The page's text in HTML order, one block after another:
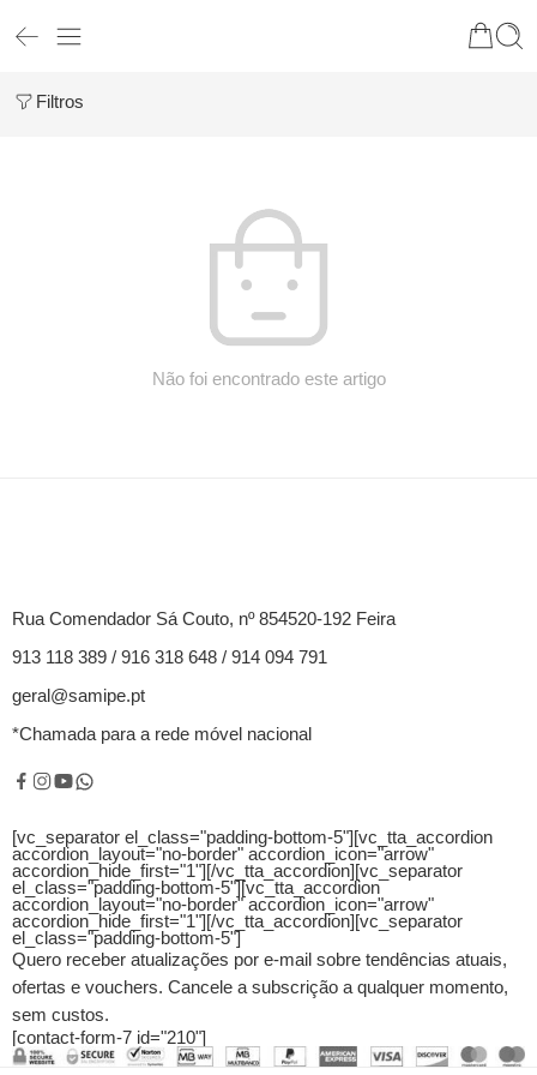
Filtros
Não foi encontrado este artigo
Rua Comendador Sá Couto, nº 854520-192 Feira
913 118 389 / 916 318 648 / 914 094 791
geral@samipe.pt
*Chamada para a rede móvel nacional
[vc_separator el_class="padding-bottom-5"][vc_tta_accordion
accordion_layout="no-border" accordion_icon="arrow"
accordion_hide_first="1"] [/vc_tta_accordion][vc_separator
el_class="padding-bottom-5"][vc_tta_accordion
accordion_layout="no-border" accordion_icon="arrow"
accordion_hide_first="1"] [/vc_tta_accordion][vc_separator
el_class="padding-bottom-5"]
Quero receber atualizações por e-mail sobre tendências atuais,
ofertas e vouchers. Cancele a subscrição a qualquer momento,
sem custos.
[contact-form-7 id="210"]